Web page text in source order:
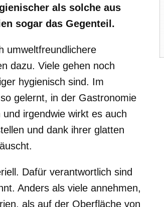
als solche aus
sogar das Gegenteil.
umweltfreundlichere
dazu. Viele gehen noch
hygienisch sind. Im
gelernt, in der Gastronomie
irgendwie wirkt es auch
und dank ihrer glatten
Dafür verantwortlich sind
Anders als viele annehmen,
als auf der Oberfläche von